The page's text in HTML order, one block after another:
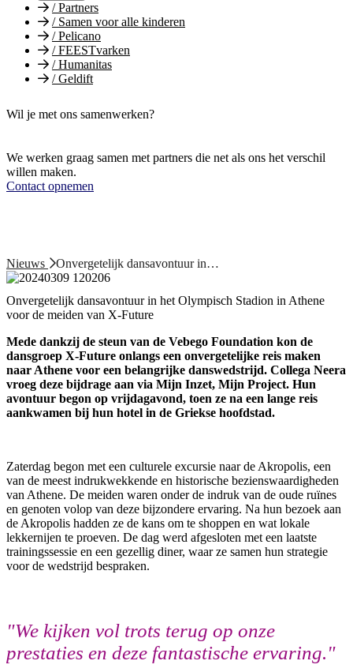
/Partners
/Samen voor alle kinderen
/Pelicano
/FEESTvarken
/Humanitas
/Geldift
Wil je met ons samenwerken?
We werken graag samen met partners die net als ons het verschil
willen maken.
Contact opnemen
Nieuws Onvergetelijk dansavontuur in…
Onvergetelijk dansavontuur in het Olympisch Stadion in Athene
voor de meiden van X-Future
Mede dankzij de steun van de Vebego Foundation kon de
dansgroep X-Future onlangs een onvergetelijke reis maken
naar Athene voor een belangrijke danswedstrijd. Collega Neera
vroeg deze bijdrage aan via Mijn Inzet, Mijn Project. Hun
avontuur begon op vrijdagavond, toen ze na een lange reis
aankwamen bij hun hotel in de Griekse hoofdstad.
Zaterdag begon met een culturele excursie naar de Akropolis, een
van de meest indrukwekkende en historische bezienswaardigheden
van Athene. De meiden waren onder de indruk van de oude ruïnes
en genoten volop van deze bijzondere ervaring. Na hun bezoek aan
de Akropolis hadden ze de kans om te shoppen en wat lokale
lekkernijen te proeven. De dag werd afgesloten met een laatste
trainingssessie en een gezellig diner, waar ze samen hun strategie
voor de wedstrijd bespraken.
"We kijken vol trots terug op onze
prestaties en deze fantastische ervaring."